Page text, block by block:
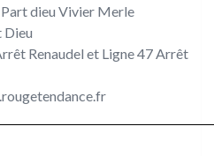
dieu Vivier Merle
Dieu
Renaudel et Ligne 47 Arrêt